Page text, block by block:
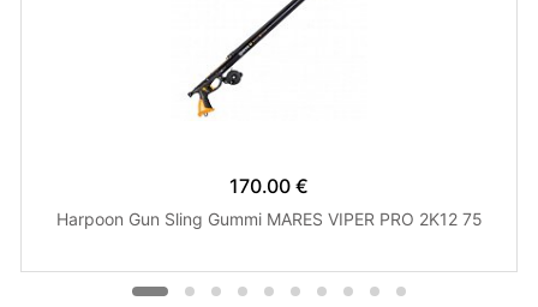
170.00 €
Harpoon Gun Sling Gummi MARES VIPER PRO 2K12 75